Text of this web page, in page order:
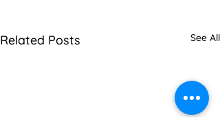
Related Posts See All